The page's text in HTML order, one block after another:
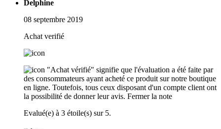
Delphine
08 septembre 2019
Achat verifié
"Achat vérifié" signifie que l'évaluation a été faite par
des consommateurs ayant acheté ce produit sur notre boutique
en ligne. Toutefois, tous ceux disposant d'un compte client ont
la possibilité de donner leur avis. Fermer la note
Evalué(e) à 3 étoile(s) sur 5.